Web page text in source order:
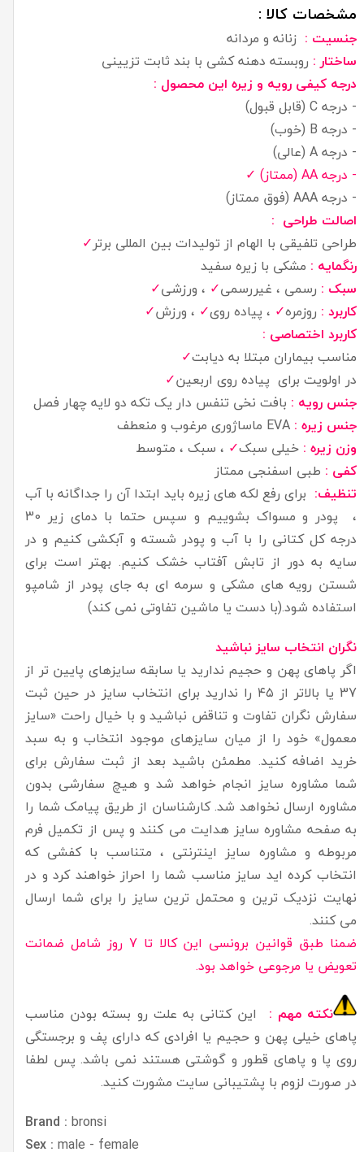
مشخصات کالا :
جنسیت : زنانه و مردانه
ساختار : روبسته دهنه کشی با بند ثابت تزیینی
درجه کیفی رویه و زیره این محصول :
- درجه C (قابل قبول)
- درجه B (خوب)
- درجه A (عالی)
- درجه AA (ممتاز) ✓
- درجه AAA (فوق ممتاز)
اصالت طراحی :
طراحی تلفیقی با الهام از تولیدات بین المللی برتر ✓
رنگمایه : مشکی با زیره سفید
سبک : رسمی ، غیررسمی✓ ، ورزشی✓
کاربرد : روزمره✓ ، پیاده روی✓ ، ورزش✓
کاربرد اختصاصی :
مناسب بیماران مبتلا به دیابت✓
در اولویت برای پیاده روی اربعین✓
جنس رویه : بافت نخی تنفس دار یک تکه دو لایه چهار فصل
جنس زیره :
وزن زیره : خیلی سبک✓ ، سبک ، متوسط
کفی : طبی اسفنجی ممتاز
تنظیف: برای رفع لکه های زیره باید ابتدا آن را جداگانه با آب
، پودر و مسواک بشوییم و سپس حتما با دمای زیر 30
درجه کل کتانی را با آب و پودر شسته و آبکشی کنیم و در
سایه به دور از تابش آفتاب خشک کنیم. بهتر است برای
شستن رویه های مشکی و سرمه ای به جای پودر از شامپو
استفاده شود.(با دست یا ماشین تفاوتی نمی کند)
نگران انتخاب سایز نباشید
اگر پاهای پهن و حجیم ندارید یا سابقه سایزهای پایین تر از
37 یا بالاتر از ۴۵ را ندارید برای انتخاب سایز در حین ثبت
سفارش نگران تفاوت و تناقض نباشید و با خیال راحت «سایز
معمول» خود را از میان سایزهای موجود انتخاب و به سبد
خرید اضافه کنید. مطمئن باشید بعد از ثبت سفارش برای
شما مشاوره سایز انجام خواهد شد و هیچ سفارشی بدون
مشاوره ارسال نخواهد شد. کارشناسان از طریق پیامک شما را
به صفحه مشاوره سایز هدایت می کنند و پس از تکمیل فرم
مربوطه و مشاوره سایز اینترنتی ، متناسب با کفشی که
انتخاب کرده اید سایز مناسب شما را احراز خواهند کرد و در
نهایت نزدیک ترین و محتمل ترین سایز را برای شما ارسال
می کنند.
ضمنا طبق قوانین برونسی این کالا تا 7 روز شامل ضمانت
تعویض یا مرجوعی خواهد بود.
نکته مهم :
این کتانی به علت رو بسته بودن مناسب
پاهای خیلی پهن و حجیم یا افرادی که دارای پف و برجستگی
روی پا و پاهای قطور و گوشتی هستند نمی باشد. پس لطفا
در صورت لزوم با پشتیبانی سایت مشورت کنید.
Brand : bronsi
Sex : male - female